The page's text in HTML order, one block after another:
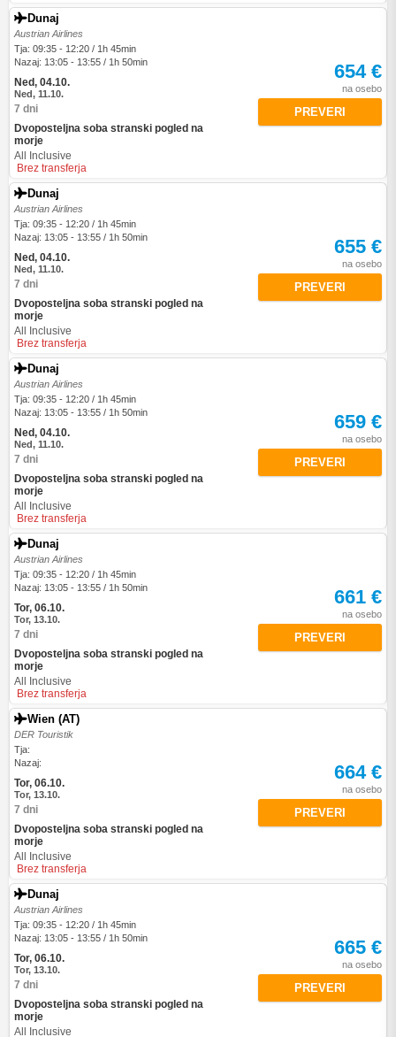
Dunaj
Austrian Airlines
Tja: 09:35 - 12:20 / 1h 45min
Nazaj: 13:05 - 13:55 / 1h 50min
Ned, 04.10.
Ned, 11.10.
7 dni
Dvoposteljna soba stranski pogled na
morje
All Inclusive
Brez transferja
654 €
na osebo
PREVERI
Dunaj
Austrian Airlines
Tja: 09:35 - 12:20 / 1h 45min
Nazaj: 13:05 - 13:55 / 1h 50min
Ned, 04.10.
Ned, 11.10.
7 dni
Dvoposteljna soba stranski pogled na
morje
All Inclusive
Brez transferja
655 €
na osebo
PREVERI
Dunaj
Austrian Airlines
Tja: 09:35 - 12:20 / 1h 45min
Nazaj: 13:05 - 13:55 / 1h 50min
Ned, 04.10.
Ned, 11.10.
7 dni
Dvoposteljna soba stranski pogled na
morje
All Inclusive
Brez transferja
659 €
na osebo
PREVERI
Dunaj
Austrian Airlines
Tja: 09:35 - 12:20 / 1h 45min
Nazaj: 13:05 - 13:55 / 1h 50min
Tor, 06.10.
Tor, 13.10.
7 dni
Dvoposteljna soba stranski pogled na
morje
All Inclusive
Brez transferja
661 €
na osebo
PREVERI
Wien (AT)
DER Touristik
Tja:
Nazaj:
Tor, 06.10.
Tor, 13.10.
7 dni
Dvoposteljna soba stranski pogled na
morje
All Inclusive
Brez transferja
664 €
na osebo
PREVERI
Dunaj
Austrian Airlines
Tja: 09:35 - 12:20 / 1h 45min
Nazaj: 13:05 - 13:55 / 1h 50min
Tor, 06.10.
Tor, 13.10.
7 dni
Dvoposteljna soba stranski pogled na
morje
All Inclusive
665 €
na osebo
PREVERI